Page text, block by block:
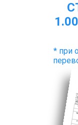
* при